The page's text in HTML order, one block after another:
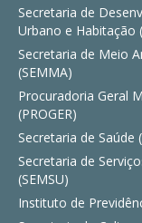
Secretaria de
Urbano e Habitação
Secretaria de Meio
(SEMMA)
Procuradoria Geral
(PROGER)
Secretaria de Saúde
Secretaria de
(SEMSU)
Instituto de